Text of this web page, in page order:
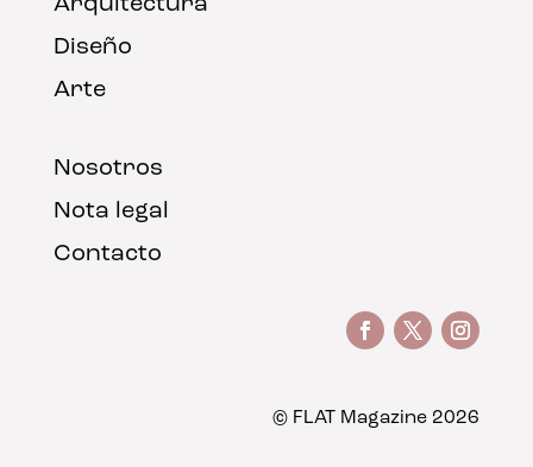
Arquitectura
Diseño
Arte
Nosotros
Nota legal
Contacto
© FLAT Magazine 2026